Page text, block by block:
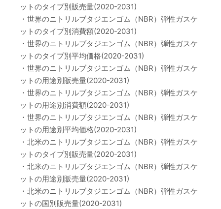
ットのタイプ別販売量(2020-2031)
・世界のニトリルブタジエンゴム（NBR）弾性ガスケ
ットのタイプ別消費額(2020-2031)
・世界のニトリルブタジエンゴム（NBR）弾性ガスケ
ットのタイプ別平均価格(2020-2031)
・世界のニトリルブタジエンゴム（NBR）弾性ガスケ
ットの用途別販売量(2020-2031)
・世界のニトリルブタジエンゴム（NBR）弾性ガスケ
ットの用途別消費額(2020-2031)
・世界のニトリルブタジエンゴム（NBR）弾性ガスケ
ットの用途別平均価格(2020-2031)
・北米のニトリルブタジエンゴム（NBR）弾性ガスケ
ットのタイプ別販売量(2020-2031)
・北米のニトリルブタジエンゴム（NBR）弾性ガスケ
ットの用途別販売量(2020-2031)
・北米のニトリルブタジエンゴム（NBR）弾性ガスケ
ットの国別販売量(2020-2031)